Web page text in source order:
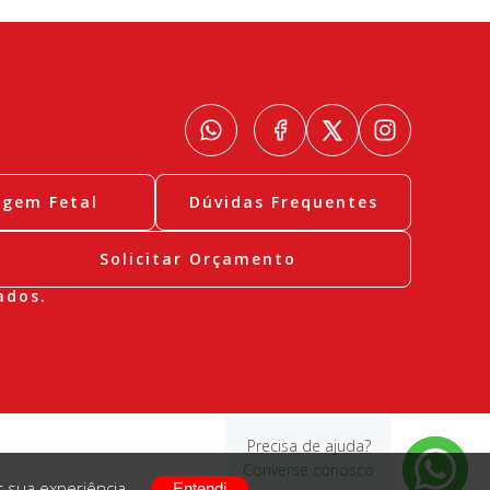
Fetal Dúvidas Frequentes
Solicitar Orçamento
Precisa de ajuda?
Converse conosco